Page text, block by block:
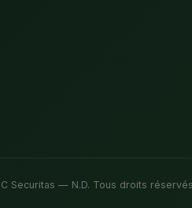
Securitas — N.D. Tous droits